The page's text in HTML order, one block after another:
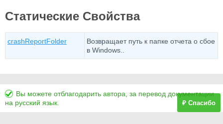
Статические Свойства
crashReportFolder
Возвращает путь к папке отчета о сбое
в Windows..
Вы можете отблагодарить автора, за перевод документации
на русский язык.
₽ Спасибо